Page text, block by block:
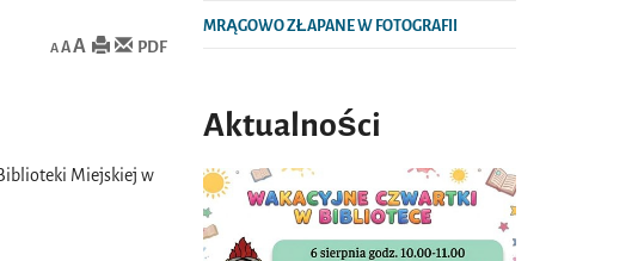
A AA PDF
Miejskiej w
MRĄGOWO ZŁAPANE W FOTOGRAFII
Aktualności